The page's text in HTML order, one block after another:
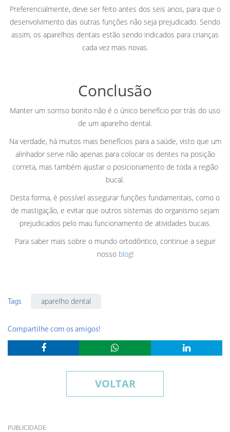
Preferencialmente, deve ser feito antes dos seis anos, para que o
desenvolvimento das outras funções não seja prejudicado. Sendo
assim, os aparelhos dentais estão sendo indicados para crianças
cada vez mais novas.
Conclusão
Manter um sorriso bonito não é o único benefício por trás do uso
de um aparelho dental.
Na verdade, há muitos mais benefícios para a saúde, visto que um
alinhador serve não apenas para colocar os dentes na posição
correta, mas também ajustar o posicionamento de toda a região
bucal.
Desta forma, é possível assegurar funções fundamentais, como o
de mastigação, e evitar que outros sistemas do organismo sejam
prejudicados pelo mau funcionamento de atividades bucais.
Para saber mais sobre o mundo ortodôntico, continue a seguir
nosso blog!
Tags aparelho dental
Compartilhe com os amigos!
VOLTAR
PUBLICIDADE: